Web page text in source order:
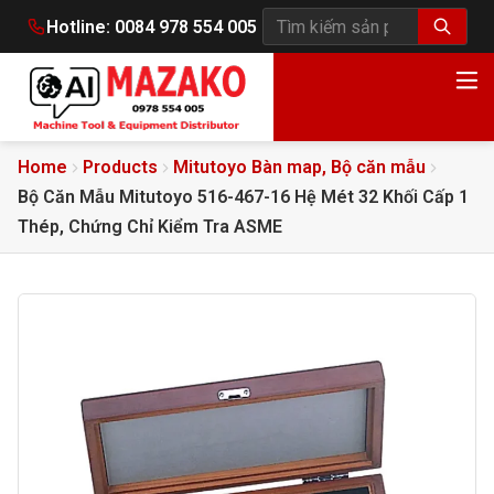
Hotline: 0084 978 554 005
Tìm kiếm sản phẩm
Home Products
Mitutoyo Bàn map, Bộ căn mẫu
Bộ Căn Mẫu Mitutoyo 516-467-16 Hệ Mét 32 Khối Cấp 1
Thép, Chứng Chỉ Kiểm Tra ASME